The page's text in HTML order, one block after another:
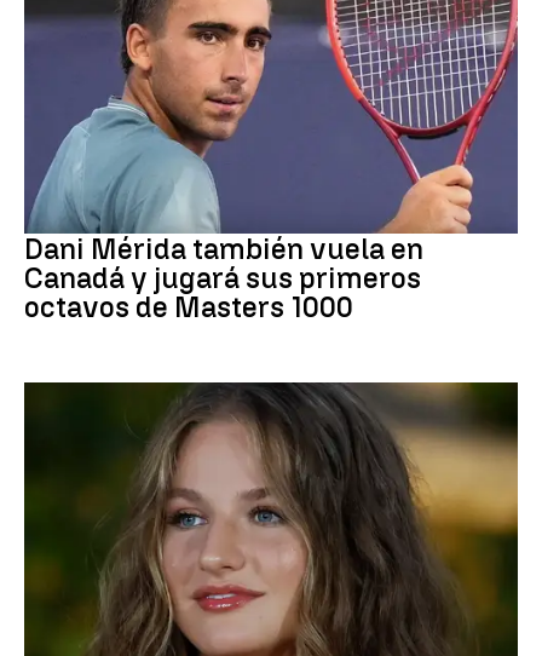
Tenis
Dani Mérida también vuela en
Canadá y jugará sus primeros
octavos de Masters 1000
Mundial 2026